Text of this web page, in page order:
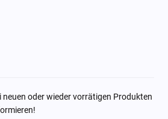
neuen oder wieder vorrätigen Produkten